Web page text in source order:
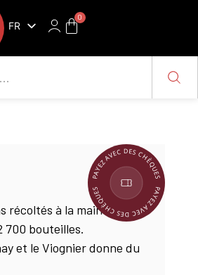
FR
NL
0
PAYEZ AVEC DES CHÈQUES
PAYEZ AVEC DES CHÈQUES
récoltés à la main avec
700 bouteilles.
et le Viognier donne du